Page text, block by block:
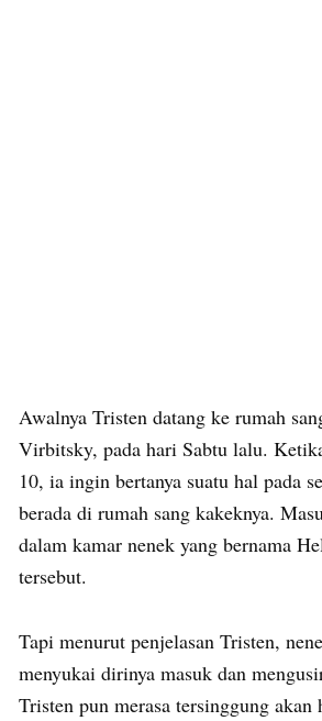
Awalnya Tristen datang ke rumah
Virbitsky, pada hari Sabtu lalu.
10, ia ingin bertanya suatu hal pada
berada di rumah sang kakeknya.
dalam kamar nenek yang bernama
tersebut.
Tapi menurut penjelasan Tristen,
menyukai dirinya masuk dan
Tristen pun merasa tersinggung akan